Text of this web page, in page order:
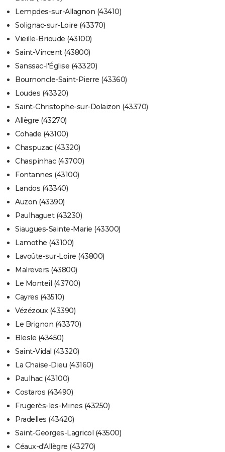
Lempdes-sur-Allagnon (43410)
Solignac-sur-Loire (43370)
Vieille-Brioude (43100)
Saint-Vincent (43800)
Sanssac-l'Église (43320)
Bournoncle-Saint-Pierre (43360)
Loudes (43320)
Saint-Christophe-sur-Dolaizon (43370)
Allègre (43270)
Cohade (43100)
Chaspuzac (43320)
Chaspinhac (43700)
Fontannes (43100)
Landos (43340)
Auzon (43390)
Paulhaguet (43230)
Siaugues-Sainte-Marie (43300)
Lamothe (43100)
Lavoûte-sur-Loire (43800)
Malrevers (43800)
Le Monteil (43700)
Cayres (43510)
Vézézoux (43390)
Le Brignon (43370)
Blesle (43450)
Saint-Vidal (43320)
La Chaise-Dieu (43160)
Paulhac (43100)
Costaros (43490)
Frugerès-les-Mines (43250)
Pradelles (43420)
Saint-Georges-Lagricol (43500)
Céaux-d'Allègre (43270)